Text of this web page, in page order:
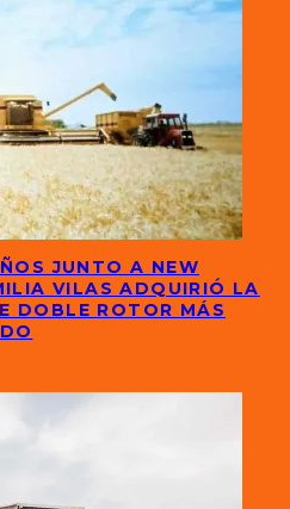
JUNTO A NEW
VILAS ADQUIRIÓ LA
DOBLE ROTOR MÁS